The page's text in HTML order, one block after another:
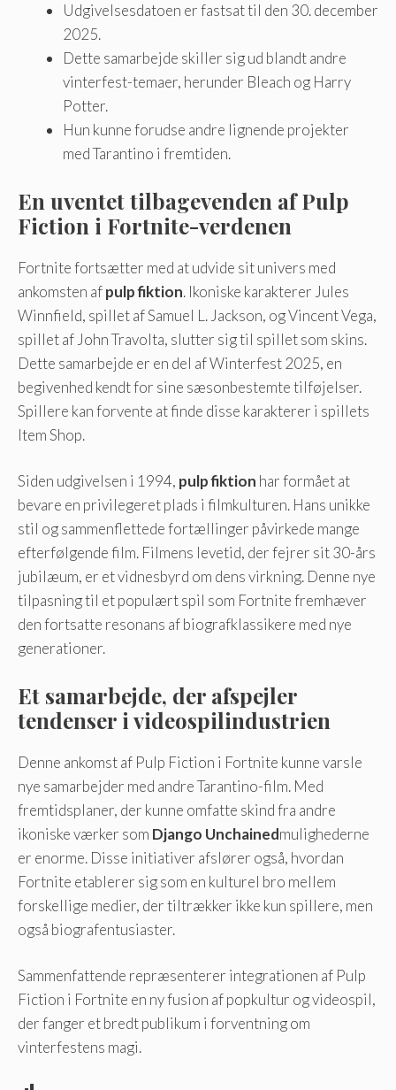
Udgivelsesdatoen er fastsat til den 30. december
2025.
Dette samarbejde skiller sig ud blandt andre
vinterfest-temaer, herunder Bleach og Harry
Potter.
Hun kunne forudse andre lignende projekter
med Tarantino i fremtiden.
En uventet tilbagevenden af ​​Pulp
Fiction i Fortnite-verdenen
Fortnite fortsætter med at udvide sit univers med
ankomsten afpulp fiktion. Ikoniske karakterer Jules
Winnfield, spillet af Samuel L. Jackson, og Vincent Vega,
spillet af John Travolta, slutter sig til spillet som skins.
Dette samarbejde er en del af Winterfest 2025, en
begivenhed kendt for sine sæsonbestemte tilføjelser.
Spillere kan forvente at finde disse karakterer i spillets
Item Shop.
Siden udgivelsen i 1994, pulp fiktion har formået at
bevare en privilegeret plads i filmkulturen. Hans unikke
stil og sammenflettede fortællinger påvirkede mange
efterfølgende film. Filmens levetid, der fejrer sit 30-års
jubilæum, er et vidnesbyrd om dens virkning. Denne nye
tilpasning til et populært spil som Fortnite fremhæver
den fortsatte resonans af biografklassikere med nye
generationer.
Et samarbejde, der afspejler
tendenser i videospilindustrien
Denne ankomst af Pulp Fiction i Fortnite kunne varsle
nye samarbejder med andre Tarantino-film. Med
fremtidsplaner, der kunne omfatte skind fra andre
ikoniske værker som Django Unchainedmulighederne
er enorme. Disse initiativer afslører også, hvordan
Fortnite etablerer sig som en kulturel bro mellem
forskellige medier, der tiltrækker ikke kun spillere, men
også biografentusiaster.
Sammenfattende repræsenterer integrationen af ​​Pulp
Fiction i Fortnite en ny fusion af popkultur og videospil,
der fanger et bredt publikum i forventning om
vinterfestens magi.